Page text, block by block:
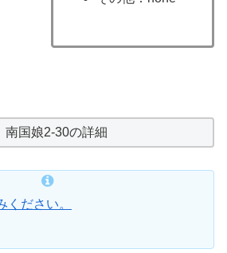
南国娘2-30の詳細
ください。